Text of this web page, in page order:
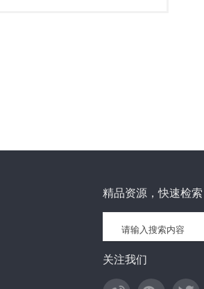
精品资源，快速检索
关注我们